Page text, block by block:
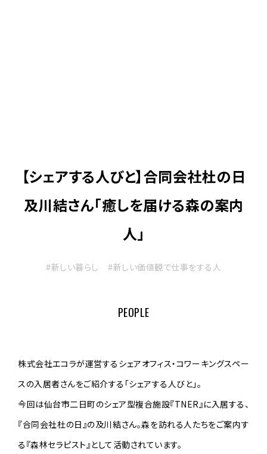
【シェアする人びと】合同会社杜の日
及川結さん「癒しを届ける森の案内
人」
#新しい暮らし #新しい価値観で仕事をする人
PEOPLE
株式会社エコラが運営するシェアオフィス・コワーキングスペー
スの入居者さんをご紹介する「シェアする人びと」。
今回は仙台市二日町のシェア型複合施設『TNER』に入居する、
『合同会社杜の日』の及川結さん。森を訪れる人たちをご案内す
る『森林セラピスト』として活動されています。